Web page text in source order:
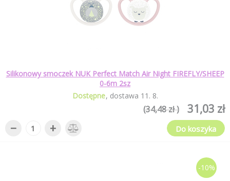
Silikonowy smoczek NUK Perfect Match Air Night FIREFLY/SHEEP
0-6m 2sz
Dostępne dostawa 11 . 8.
31,03 zł
(34,48 zł )
− + Do koszyka
-10%